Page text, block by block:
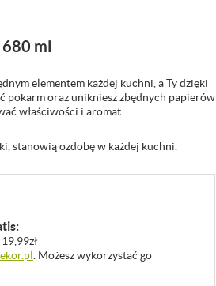
ml
elementem każdej kuchni, a Ty dzięki
pokarm oraz unikniesz zbędnych papierów
właściwości i aromat.
stanowią ozdobę w każdej kuchni.
. Możesz wykorzystać go